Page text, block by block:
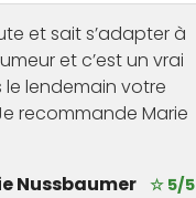
et sait s’adapter à
et c’est un vrai
le lendemain votre
recommande Marie
Nussbaumer
☆ 5/5